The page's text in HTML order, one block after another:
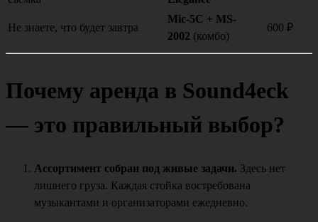
Не знаете, что будет завтра
Mic-5C + MS-
2002 (комбо)
600 ₽
Почему аренда в Sound4eck
— это правильный выбор?
Ассортимент собран под живые задачи. Здесь нет
лишнего груза. Каждая стойка востребована
музыкантами и организаторами ежедневно.